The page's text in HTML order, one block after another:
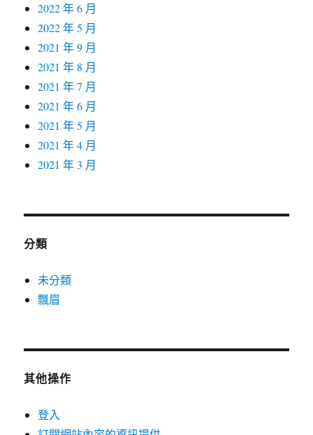
2022 年 6 月
2022 年 5 月
2021 年 9 月
2021 年 8 月
2021 年 7 月
2021 年 6 月
2021 年 5 月
2021 年 4 月
2021 年 3 月
分類
未分類
飄眉
其他操作
登入